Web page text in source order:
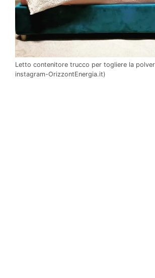
Letto contenitore trucco per togliere la
instagram-OrizzontEnergia.it)